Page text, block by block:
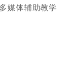
媒体辅助教学